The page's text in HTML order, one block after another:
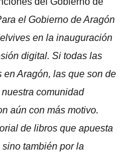
el Gobierno de Aragón
en la inauguración
digital. Si todas las
Aragón, las que son de
comunidad
aún con más motivo.
de libros que apuesta
también por la